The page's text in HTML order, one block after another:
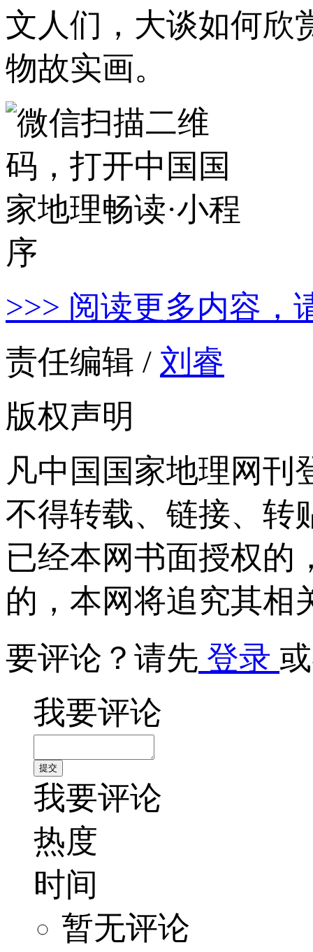
文人们，大谈如何欣
物故实画。
>>> 阅读更多内容，
责任编辑 / 刘睿
版权声明
凡中国国家地理网刊
不得转载、链接、转
已经本网书面授权的
的，本网将追究其相
要评论？请先 登录
我要评论
我要评论
热度
时间
暂无评论